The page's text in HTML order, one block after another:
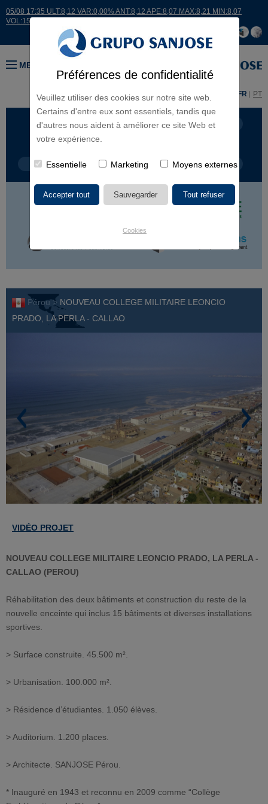
Préférences de confidentialité
Veuillez utiliser des cookies sur notre site web.
Certains d'entre eux sont essentiels, tandis que
d'autres nous aident à améliorer ce site Web et
votre expérience.
Essentielle Marketing Moyens externes
Cookies
05/08 17:35 ULT:8,12 VAR:0,00% ANT:8,12 APE:8,07 MAX:8,21 MIN:8,07
VOL:15007
MENU
ES FR PT
LIGNES D'ACTIVITÉ CONTINENTS
TYPE DE PROJET NOM DU PROJET
Pérou > NOUVEAU COLLEGE MILITAIRE LEONCIO
PRADO, LA PERLA - CALLAO
VIDÉO PROJET
NOUVEAU COLLEGE MILITAIRE LEONCIO PRADO, LA PERLA -
CALLAO (PEROU)
Réhabilitation des deux bâtiments et construction du reste de la
nouvelle enceinte qui inclus 15 bâtiments et diverses installations
sportives.
> Surface construite. 45.500 m².
> Urbanisation. 100.000 m².
> Résidence d’étudiantes. 1.050 élèves.
> Auditorium. 1.200 places.
> Architecte. SANJOSE Pérou.
* Inauguré en 1943 et reconnu en 2009 comme “Collège